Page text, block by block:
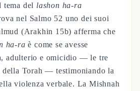
tema del lashon ha-ra
nel Salmo 52 uno dei suoi
(Arakhin 15b) afferma che
ha-ra è come se avesse
adulterio e omicidio — le tre
Torah — testimoniando la
violenza verbale. La Mishnah